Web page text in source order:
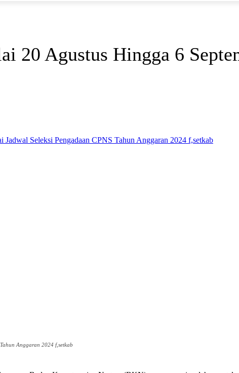
20 Agustus Hingga 6
Anggaran 2024 f,setkab